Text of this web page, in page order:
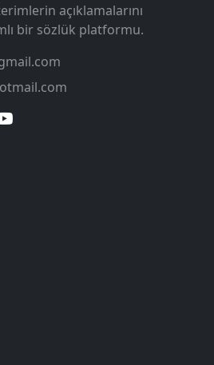
açıklamalarını
bir sözlük platformu.